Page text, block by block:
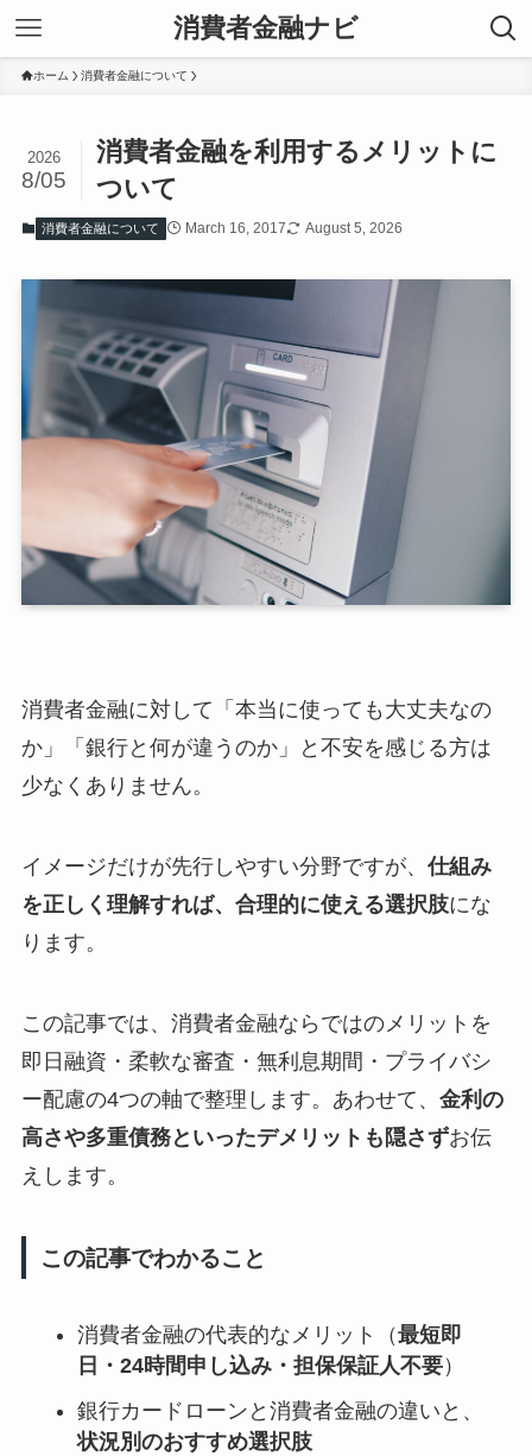
消費者金融ナビ
ホーム 消費者金融について
消費者金融を利用するメリットに
ついて
2026
8/05
消費者金融について March 16, 2017 August 5, 2026
消費者金融に対して「本当に使っても大丈夫なの
か」「銀行と何が違うのか」と不安を感じる方は
少なくありません。
イメージだけが先行しやすい分野ですが、 仕組み
を正しく理解すれば、合理的に使える選択肢にな
ります。
この記事では、消費者金融ならではのメリットを
即日融資・柔軟な審査・無利息期間・プライバシ
ー配慮の4つの軸で整理します。あわせて、 金利の
高さや多重債務といったデメリットも隠さずお伝
えします。
この記事でわかること
消費者金融の代表的なメリット（最短即
日・24時間申し込み・担保保証人不要）
銀行カードローンと消費者金融の違いと、
状況別のおすすめ選択肢